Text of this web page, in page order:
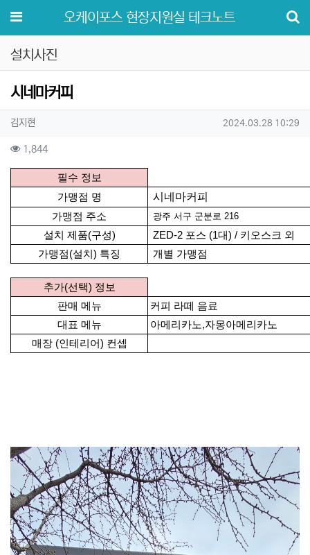
메뉴 오케이포스 현장지원실 테크노트
설치사진
시네마커피
작성자 정보
김지현 작성일
2024.03.28 10:29
컨텐츠 정보
1,844조회
필수 정보
가맹점 명
시네마커피
가맹점 주소 광주 서구 군분로 216
설치 제품(구성)
ZED-2 포스 (1대) / 키오스크 외
가맹점(설치) 특징
개별 가맹점
추가(선택) 정보
판매 메뉴
커피 라떼 음료
대표 메뉴
아메리카노,자몽아메리카노
매장 (인테리어) 컨셉